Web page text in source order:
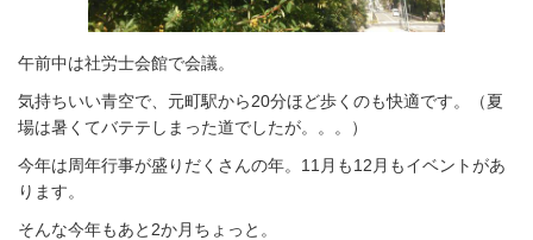
午前中は社労士会館で会議。
気持ちいい青空で、元町駅から20分ほど歩くのも快適です。（夏
場は暑くてバテテしまった道でしたが。。。）
今年は周年行事が盛りだくさんの年。11月も12月もイベントがあ
ります。
そんな今年もあと2か月ちょっと。